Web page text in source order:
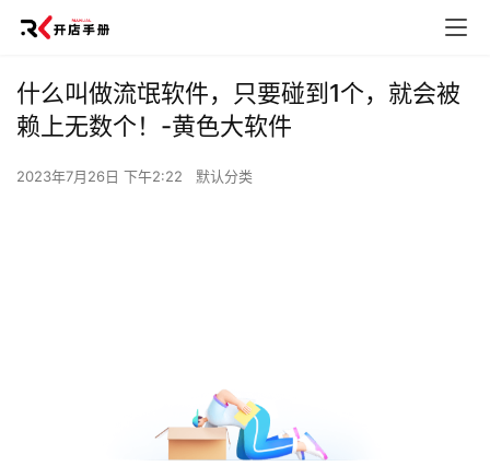
什么叫做流氓软件，只要碰到1个，就会被
赖上无数个！-黄色大软件
2023年7月26日 下午2:22 默认分类